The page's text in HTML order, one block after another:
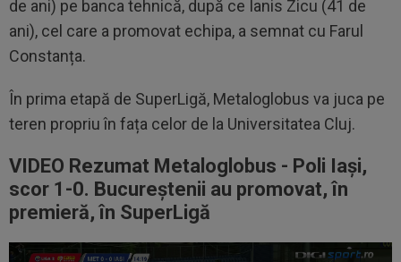
de ani) pe banca tehnică, după ce Ianis Zicu (41 de
ani), cel care a promovat echipa, a semnat cu Farul
Constanța.
În prima etapă de SuperLigă, Metaloglobus va juca pe
teren propriu în fața celor de la Universitatea Cluj.
VIDEO Rezumat Metaloglobus - Poli Iași,
scor 1-0. Bucureștenii au promovat, în
premieră, în SuperLigă